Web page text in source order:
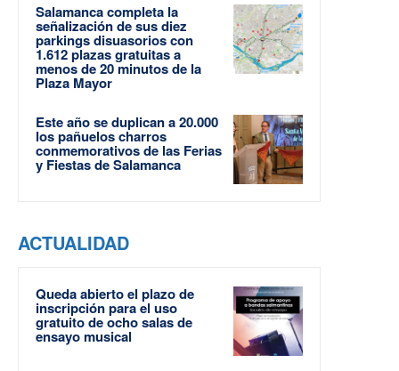
Salamanca completa la
señalización de sus diez
parkings disuasorios con
1.612 plazas gratuitas a
menos de 20 minutos de la
Plaza Mayor
Este año se duplican a 20.000
los pañuelos charros
conmemorativos de las Ferias
y Fiestas de Salamanca
ACTUALIDAD
Queda abierto el plazo de
inscripción para el uso
gratuito de ocho salas de
ensayo musical